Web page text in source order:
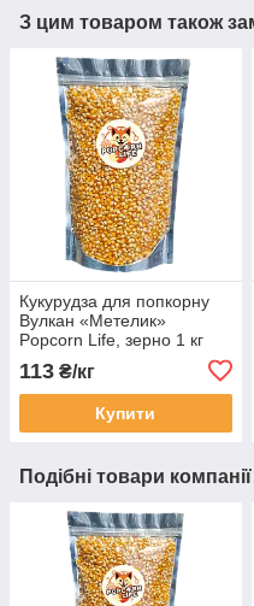
З цим товаром також
Кукурудза для попкорну
Вулкан «Метелик»
Popcorn Life, зерно 1 кг
113 ₴/кг
Купити
Подібні товари компанії